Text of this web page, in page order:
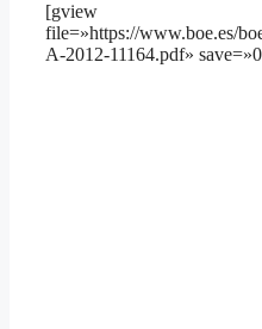
[gview
file=»https://www.boe.es/
A-2012-11164.pdf»